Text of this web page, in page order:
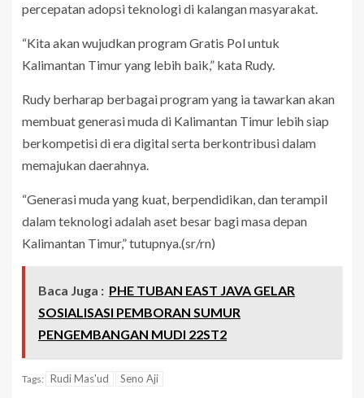
percepatan adopsi teknologi di kalangan masyarakat.
“Kita akan wujudkan program Gratis Pol untuk
Kalimantan Timur yang lebih baik,” kata Rudy.
Rudy berharap berbagai program yang ia tawarkan akan
membuat generasi muda di Kalimantan Timur lebih siap
berkompetisi di era digital serta berkontribusi dalam
memajukan daerahnya.
“Generasi muda yang kuat, berpendidikan, dan terampil
dalam teknologi adalah aset besar bagi masa depan
Kalimantan Timur,” tutupnya.(sr/rn)
Baca Juga : PHE TUBAN EAST JAVA GELAR
SOSIALISASI PEMBORAN SUMUR
PENGEMBANGAN MUDI 22ST2
Tags: Rudi Mas'ud Seno Aji